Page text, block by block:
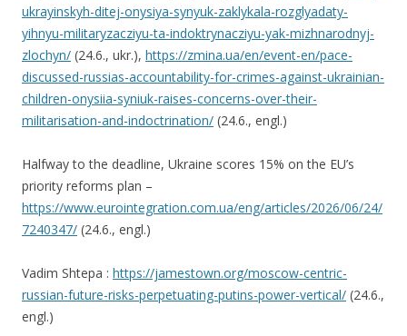
ukrayinskyh-ditej-onysiya-synyuk-zaklykala-rozglyadaty-
yihnyu-militaryzacziyu-ta-indoktrynacziyu-yak-mizhnarodnyj-
zlochyn/ (24.6., ukr.), https://zmina.ua/en/event-en/pace-
discussed-russias-accountability-for-crimes-against-ukrainian-
children-onysiia-syniuk-raises-concerns-over-their-
militarisation-and-indoctrination/ (24.6., engl.)
Halfway to the deadline, Ukraine scores 15% on the EU’s
priority reforms plan –
https://www.eurointegration.com.ua/eng/articles/2026/06/24/
7240347/ (24.6., engl.)
Vadim Shtepa : https://jamestown.org/moscow-centric-
russian-future-risks-perpetuating-putins-power-vertical/ (24.6.,
engl.)